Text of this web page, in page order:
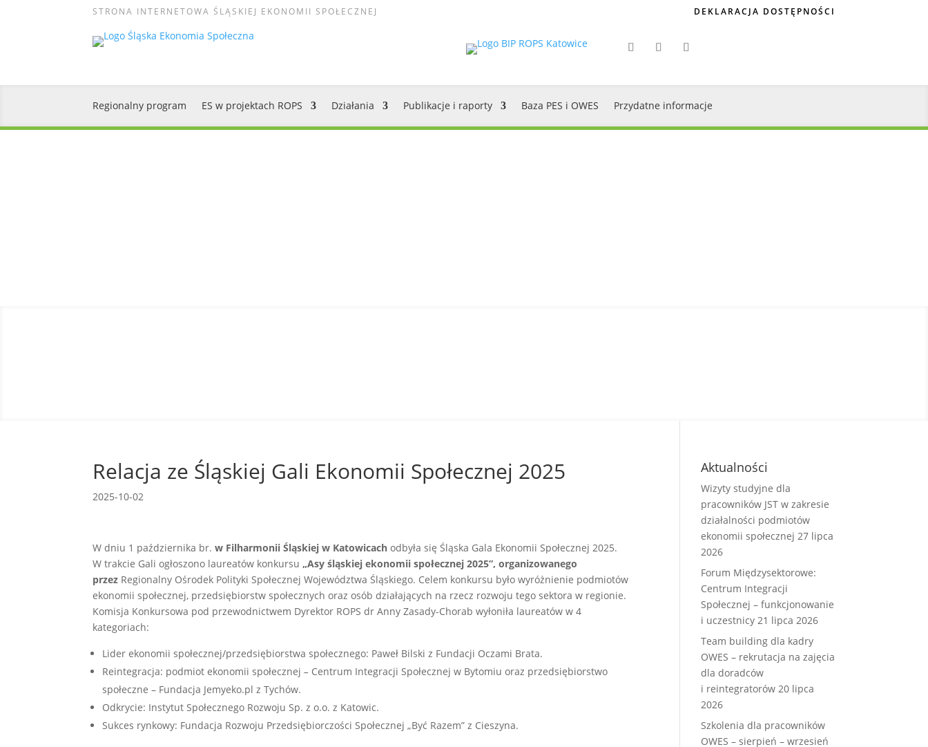
STRONA INTERNETOWA ŚLĄSKIEJ EKONOMII SPOŁECZNEJ DEKLARACJA DOSTĘPNOŚCI
Regionalny program ES w projektach ROPS Działania Publikacje i raporty Baza PES i OWES Przydatne informacje
Relacja ze Śląskiej Gali Ekonomii Społecznej 2025
2025-10-02
W dniu 1 października br.w Filharmonii Śląskiej w Katowicach odbyła się Śląska Gala Ekonomii Społecznej 2025.
W trakcie Gali ogłoszono laureatów konkursu„Asy śląskiej ekonomii społecznej 2025”, organizowanego
przez Regionalny Ośrodek Polityki Społecznej Województwa Śląskiego. Celem konkursu było wyróżnienie podmiotów
ekonomii społecznej, przedsiębiorstw społecznych oraz osób działających na rzecz rozwoju tego sektora w regionie.
Komisja Konkursowa pod przewodnictwem Dyrektor ROPS dr Anny Zasady-Chorab wyłoniła laureatów w 4
kategoriach:
Lider ekonomii społecznej/przedsiębiorstwa społecznego: Paweł Bilski z Fundacji Oczami Brata.
Reintegracja: podmiot ekonomii społecznej – Centrum Integracji Społecznej w Bytomiu oraz przedsiębiorstwo
społeczne – Fundacja Jemyeko.pl z Tychów.
Odkrycie: Instytut Społecznego Rozwoju Sp. z o.o. z Katowic.
Sukces rynkowy: Fundacja Rozwoju Przedsiębiorczości Społecznej „Być Razem” z Cieszyna.
Aktualności
Wizyty studyjne dla
pracowników JST w zakresie
działalności podmiotów
ekonomii społecznej 27 lipca
2026
Forum Międzysektorowe:
Centrum Integracji
Społecznej – funkcjonowanie
i uczestnicy 21 lipca 2026
Team building dla kadry
OWES – rekrutacja na zajęcia
dla doradców
i reintegratorów 20 lipca
2026
Szkolenia dla pracowników
OWES – sierpień – wrzesień